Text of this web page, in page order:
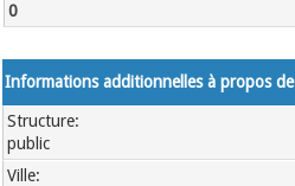
0
Informations additionnelles à propos
Structure:
public
Ville: